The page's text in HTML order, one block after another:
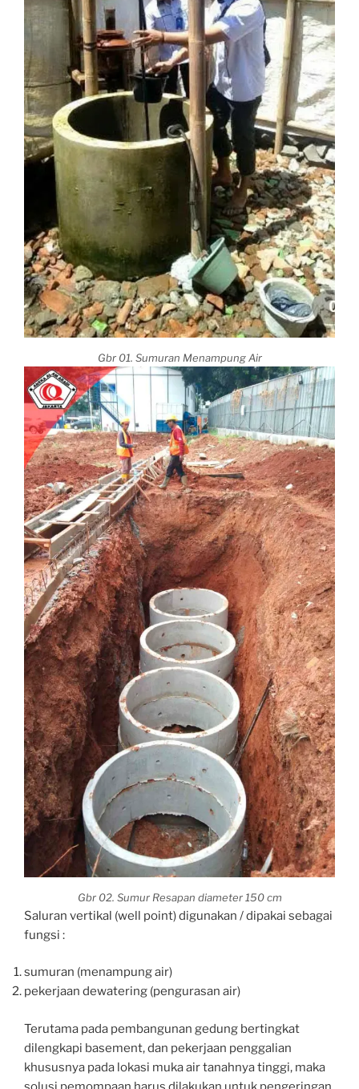
Gbr 01. Sumuran Menampung Air
Gbr 02. Sumur Resapan diameter 150 cm
Saluran vertikal (well point) digunakan / dipakai sebagai
fungsi :
sumuran (menampung air)
pekerjaan dewatering (pengurasan air)
Terutama pada pembangunan gedung bertingkat
dilengkapi basement, dan pekerjaan penggalian
khususnya pada lokasi muka air tanahnya tinggi, maka